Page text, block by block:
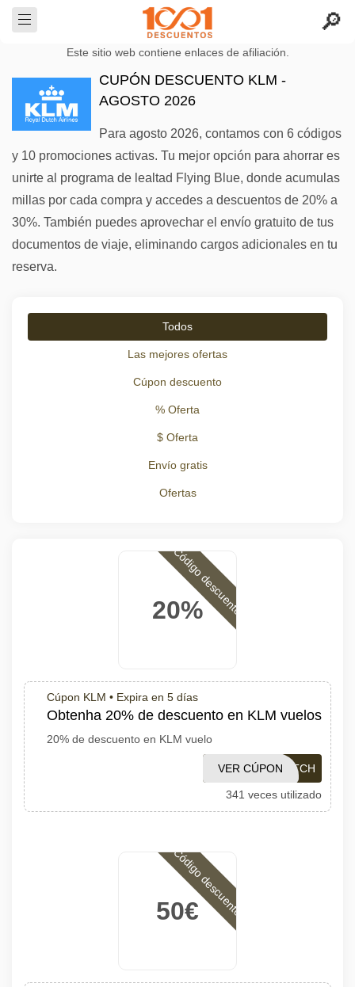
Este sitio web contiene enlaces de afiliación.
CUPÓN DESCUENTO KLM -
AGOSTO 2026
Para agosto 2026, contamos con 6 códigos
y 10 promociones activas. Tu mejor opción para ahorrar es
unirte al programa de lealtad Flying Blue, donde acumulas
millas por cada compra y accedes a descuentos de 20% a
30%. También puedes aprovechar el envío gratuito de tus
documentos de viaje, eliminando cargos adicionales en tu
reserva.
Todos
Las mejores ofertas
Cúpon descuento
% Oferta
$ Oferta
Envío gratis
Ofertas
20%
Código descuento
Cúpon KLM • Expira en 5 días
Obtenha 20% de descuento en KLM vuelos
20% de descuento en KLM vuelo
SAVE20DUTCH
VER CÚPON
341 veces utilizado
50€
Código descuento